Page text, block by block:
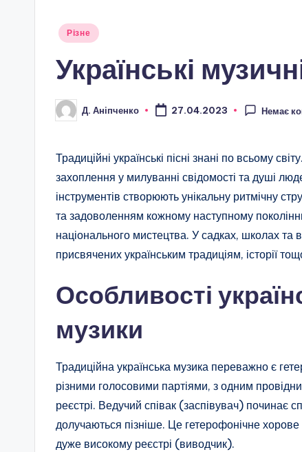
Опубліковано
Різне
Українські
Опубліковано
Д. Аніпченко 27.04.2023 Немає
Традиційні українські пісні знані по всьому
захоплення у милуванні свідомості та душі
інструментів створюють унікальну ритмічну
та задоволенням кожному наступному
національного мистецтва. У садках, школах та
присвячених українським традиціям, історії
Особливості
музики
Традиційна українська музика переважно є
різними голосовими партіями, з одним
реєстрі. Ведучий співак (заспівувач) починає
долучаються пізніше. Це гетерофонічне
дуже високому реєстрі (виводчик).